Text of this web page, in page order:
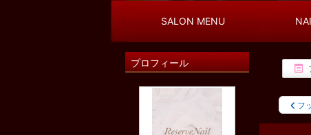
広島県福山市 ネイルサロン＆ネイルスクール
・ネイルデザイン
・お客様ネイル
・ＪＮＡ本部認定講師直接指導のネイルスクール
・スタッフの出来事
などを更新しています☆
フ
プロフィール
SALON MENU